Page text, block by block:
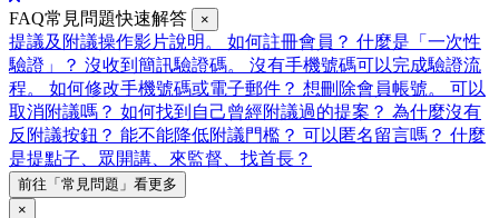
FAQ常見問題快速解答 ×
提議及附議操作影片說明。 如何註冊會員？ 什麼是「一次性
驗證」？ 沒收到簡訊驗證碼。 沒有手機號碼可以完成驗證流
程。 如何修改手機號碼或電子郵件？ 想刪除會員帳號。 可以
取消附議嗎？ 如何找到自己曾經附議過的提案？ 為什麼沒有
反附議按鈕？ 能不能降低附議門檻？ 可以匿名留言嗎？ 什麼
是提點子、眾開講、來監督、找首長？
前往「常見問題」看更多
×